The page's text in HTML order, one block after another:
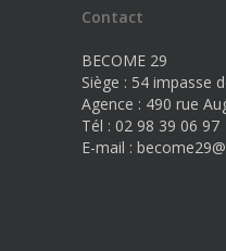
Contact
BECOME 29
Siège : 54 impasse
Agence : 490 rue
Tél : 02 98 39 06 97
E-mail :